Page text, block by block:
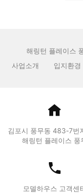
해링턴 플레이스
사업소개
입지환경
김포시 풍무동 483-7번
해링턴 플레이스 풍
모델하우스 고객센